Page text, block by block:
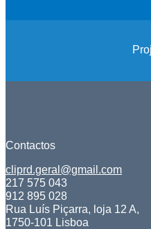
Contactos
cliprd.geral@gmail.com
217 575 043
912 895 028
Rua Luís Piçarra, loja 12 A,
1750-101 Lisboa